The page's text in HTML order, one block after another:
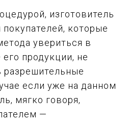
изготовитель
которые
увериться в
продукции, не
разрешительные
если уже на данном
мягко говоря,
—